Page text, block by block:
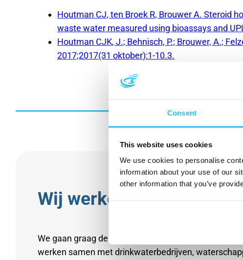
Consent
This website uses cookies
We use cookies to personalise
information about your use of our
other information that you’ve
Houtman CJ, ten Broek R, Brouwer A. Steroid
waste water measured using bioassays and
Houtman CJK, J.; Behnisch, P.; Brouwer, A.;
2017;2017(31 oktober):1-10.3.
Wij werken samen met
We gaan graag de samenwerking aan om mee te
werken samen met drinkwaterbedrijven,